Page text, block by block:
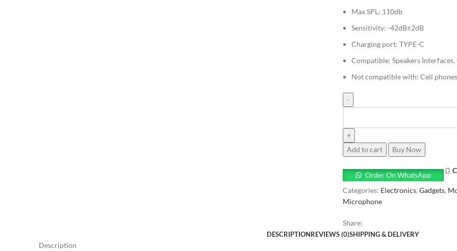
Max SPL: 110db
Sensitivity: -42dB±2dB
Charging port: TYPE-C
Compatible: Speakers Interfaces,
Not compatible with: Cell
Add to cart Buy Now
Order On WhatsApp
Categories: Electronics, Gadgets,
Microphone
Share:
DESCRIPTIONREVIEWS (0)SHIPPING & DELIVERY
Description